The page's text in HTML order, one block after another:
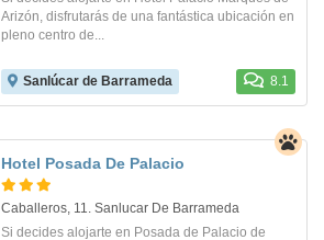
Arizón, disfrutarás de una fantástica ubicación en
pleno centro de...
Sanlúcar de Barrameda 8.1
Hotel Posada De Palacio
Caballeros, 11. Sanlucar De Barrameda
Si decides alojarte en Posada de Palacio de